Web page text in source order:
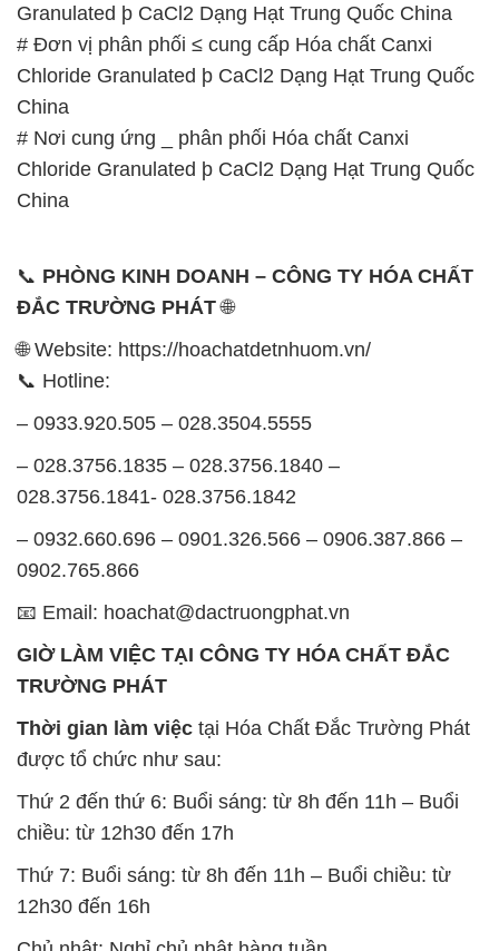
Granulated þ CaCl2 Dạng Hạt Trung Quốc China
# Đơn vị phân phối ≤ cung cấp Hóa chất Canxi
Chloride Granulated þ CaCl2 Dạng Hạt Trung Quốc
China
# Nơi cung ứng _ phân phối Hóa chất Canxi
Chloride Granulated þ CaCl2 Dạng Hạt Trung Quốc
China
📞 PHÒNG KINH DOANH – CÔNG TY HÓA CHẤT
ĐẮC TRƯỜNG PHÁT🌐
🌐 Website: https://hoachatdetnhuom.vn/
📞 Hotline:
– 0933.920.505 – 028.3504.5555
– 028.3756.1835 – 028.3756.1840 –
028.3756.1841- 028.3756.1842
– 0932.660.696 – 0901.326.566 – 0906.387.866 –
0902.765.866
📧 Email: hoachat@dactruongphat.vn
GIỜ LÀM VIỆC TẠI CÔNG TY HÓA CHẤT ĐẮC
TRƯỜNG PHÁT
Thời gian làm việc tại Hóa Chất Đắc Trường Phát
được tổ chức như sau:
Thứ 2 đến thứ 6: Buổi sáng: từ 8h đến 11h – Buổi
chiều: từ 12h30 đến 17h
Thứ 7: Buổi sáng: từ 8h đến 11h – Buổi chiều: từ
12h30 đến 16h